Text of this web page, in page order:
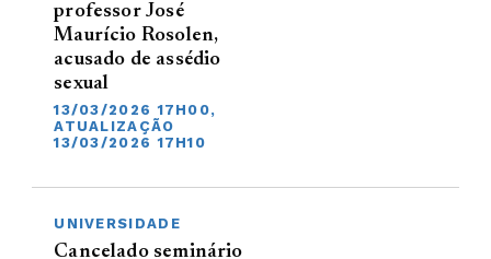
professor José
Maurício Rosolen,
acusado de assédio
sexual
13/03/2026 17H00,
ATUALIZAÇÃO
13/03/2026 17H10
UNIVERSIDADE
Cancelado seminário